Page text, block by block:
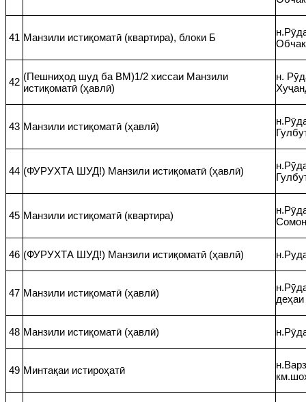
41 Манзили истиқоматӣ (квартира), блоки Б
42 (Пешниҳод шуд ба ВМ)1/2 хиссаи Манзили
истиқоматӣ (ҳавлӣ)
н.
43 Манзили истиқоматӣ (ҳавлӣ)
44 (ФУРУХТА ШУД!) Манзили истиқоматӣ (ҳавлӣ)
45 Манзили истиқоматӣ (квартира)
Сомон
46 (ФУРУХТА ШУД!) Манзили истиқоматӣ (ҳавлӣ)
47 Манзили истиқоматӣ (ҳавлӣ)
48 Манзили истиқоматӣ (ҳавлӣ)
49 Минтақаи истироҳатӣ